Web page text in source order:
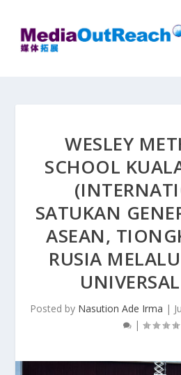
WESLEY
SCHOOL
SATUKAN
ASEAN,
RUSIA
Posted by Nasution Ade Irma |
|